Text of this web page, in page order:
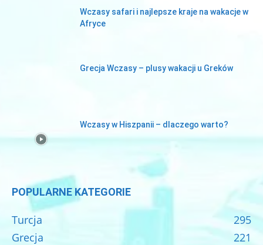
Wczasy safari i najlepsze kraje na wakacje w
Afryce
Grecja Wczasy – plusy wakacji u Greków
Wczasy w Hiszpanii – dlaczego warto?
POPULARNE KATEGORIE
Turcja
295
Grecja
221